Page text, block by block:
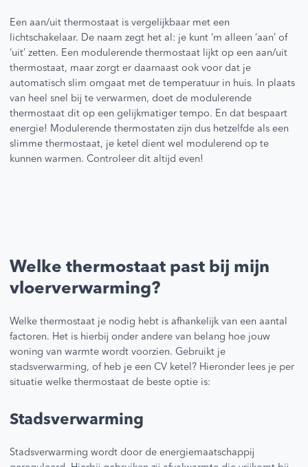
Een aan/uit thermostaat is vergelijkbaar met een
lichtschakelaar. De naam zegt het al: je kunt ‘m alleen ‘aan’ of
‘uit’ zetten. Een modulerende thermostaat lijkt op een aan/uit
thermostaat, maar zorgt er daarnaast ook voor dat je
automatisch slim omgaat met de temperatuur in huis. In plaats
van heel snel bij te verwarmen, doet de modulerende
thermostaat dit op een gelijkmatiger tempo. En dat bespaart
energie! Modulerende thermostaten zijn dus hetzelfde als een
slimme thermostaat, je ketel dient wel modulerend op te
kunnen warmen. Controleer dit altijd even!
Welke thermostaat past bij mijn
vloerverwarming?
Welke thermostaat je nodig hebt is afhankelijk van een aantal
factoren. Het is hierbij onder andere van belang hoe jouw
woning van warmte wordt voorzien. Gebruikt je
stadsverwarming, of heb je een CV ketel? Hieronder lees je per
situatie welke thermostaat de beste optie is:
Stadsverwarming
Stadsverwarming wordt door de energiemaatschappij